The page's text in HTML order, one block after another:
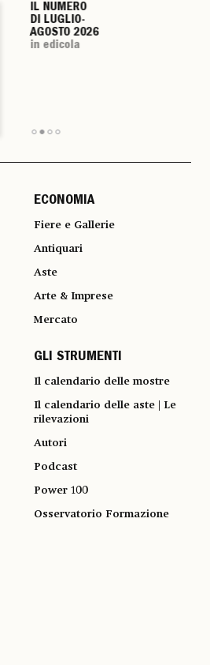
IL NUMERO
DI LUGLIO-
AGOSTO 2026
in edicola
IL NUMERO
DI LUGLIO-
AGOSTO 2026
in edicola
IL NUMERO
DI LUGLIO-
AGOSTO 2026
in edicola
IL NUMERO
DI LUGLIO-
AGOSTO 2026
in edicola
ECONOMIA
Fiere e Gallerie
Antiquari
Aste
Arte & Imprese
Mercato
GLI STRUMENTI
Il calendario delle mostre
Il calendario delle aste | Le
rilevazioni
Autori
Podcast
Power 100
Osservatorio Formazione